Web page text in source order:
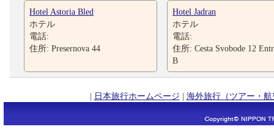
Hotel Astoria Bled
ホテル
電話:
住所: Presernova 44
Hotel Jadran
ホテル
電話:
住所: Cesta Svobode 12
B
| 日本旅行ホームページ | 海外旅行（ツアー・航